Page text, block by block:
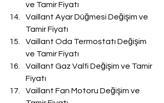
ve Tamir Fiyatı
Vaillant Ayar Düğmesi Değişim ve
Tamir Fiyatı
Vaillant Oda Termostatı Değişim
ve Tamir Fiyatı
Vaillant Gaz Valfi Değişim ve Tamir
Fiyatı
Vaillant Fan Motoru Değişim ve